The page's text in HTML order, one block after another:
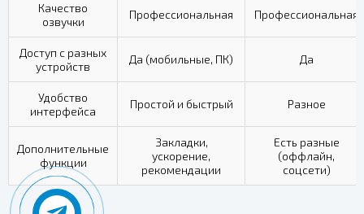
Качество
озвучки
Профессиональная Профессиональная
Доступ с разных
устройств
Да (мобильные, ПК) Да
Удобство
интерфейса
Простой и быстрый Разное
Дополнительные
функции
Закладки,
ускорение,
рекомендации
Есть разные
(оффлайн,
соцсети)